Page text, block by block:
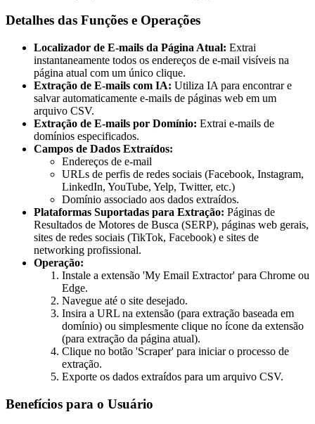
Detalhes das Funções e Operações
Localizador de E-mails da Página Atual: Extrai
instantaneamente todos os endereços de e-mail visíveis na
página atual com um único clique.
Extração de E-mails com IA: Utiliza IA para encontrar e
salvar automaticamente e-mails de páginas web em um
arquivo CSV.
Extração de E-mails por Domínio: Extrai e-mails de
domínios especificados.
Campos de Dados Extraídos:
Endereços de e-mail
URLs de perfis de redes sociais (Facebook, Instagram,
LinkedIn, YouTube, Yelp, Twitter, etc.)
Domínio associado aos dados extraídos.
Plataformas Suportadas para Extração: Páginas de
Resultados de Motores de Busca (SERP), páginas web gerais,
sites de redes sociais (TikTok, Facebook) e sites de
networking profissional.
Operação:
Instale a extensão 'My Email Extractor' para Chrome ou
Edge.
Navegue até o site desejado.
Insira a URL na extensão (para extração baseada em
domínio) ou simplesmente clique no ícone da extensão
(para extração da página atual).
Clique no botão 'Scraper' para iniciar o processo de
extração.
Exporte os dados extraídos para um arquivo CSV.
Benefícios para o Usuário